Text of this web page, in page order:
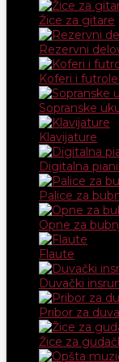
Žice za gitare
Rezervni
Koferi i
Sopranske
Klavijature
Digitalna
Palice za
Opne za
Flaute
Duvački
Pribor za
Žice za